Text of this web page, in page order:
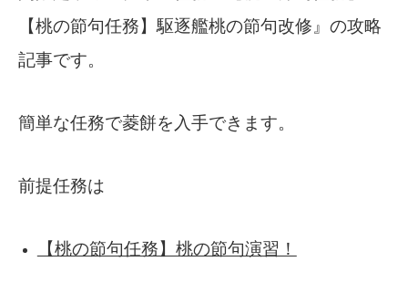
【桃の節句任務】駆逐艦桃の節句改修』の攻略
記事です。
簡単な任務で菱餅を入手できます。
前提任務は
【桃の節句任務】桃の節句演習！